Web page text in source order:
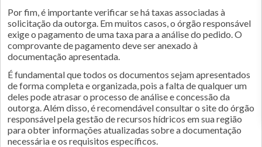
Por fim, é importante verificar se há taxas associadas à
solicitação da outorga. Em muitos casos, o órgão responsável
exige o pagamento de uma taxa para a análise do pedido. O
comprovante de pagamento deve ser anexado à
documentação apresentada.
É fundamental que todos os documentos sejam apresentados
de forma completa e organizada, pois a falta de qualquer um
deles pode atrasar o processo de análise e concessão da
outorga. Além disso, é recomendável consultar o site do órgão
responsável pela gestão de recursos hídricos em sua região
para obter informações atualizadas sobre a documentação
necessária e os requisitos específicos.